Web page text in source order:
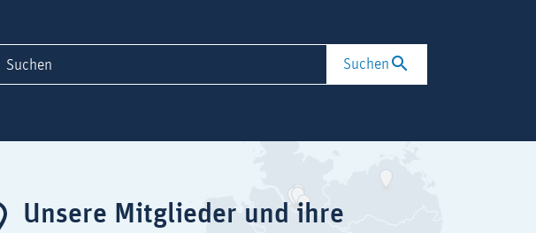
Suchen Suchen
Unsere Mitglieder und ihre